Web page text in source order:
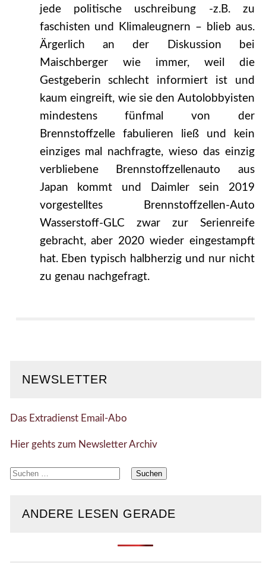
jede politische uschreibung -z.B. zu
faschisten und Klimaleugnern – blieb aus.
Ärgerlich an der Diskussion bei
Maischberger wie immer, weil die
Gestgeberin schlecht informiert ist und
kaum eingreift, wie sie den Autolobbyisten
mindestens fünfmal von der
Brennstoffzelle fabulieren ließ und kein
einziges mal nachfragte, wieso das einzig
verbliebene Brennstoffzellenauto aus
Japan kommt und Daimler sein 2019
vorgestelltes Brennstoffzellen-Auto
Wasserstoff-GLC zwar zur Serienreife
gebracht, aber 2020 wieder eingestampft
hat. Eben typisch halbherzig und nur nicht
zu genau nachgefragt.
NEWSLETTER
Das Extradienst Email-Abo
Hier gehts zum Newsletter Archiv
Suchen
ANDERE LESEN GERADE